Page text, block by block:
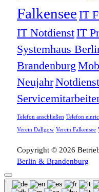
Falkensee IT
IT NotdienstIT
Systemhaus
Brandenburg
NeujahrNotdienst
Telefon anschließen Telefon
Verein Dallgow Verein Falkensee
Copyright © 2026
Berlin & Brandenburg